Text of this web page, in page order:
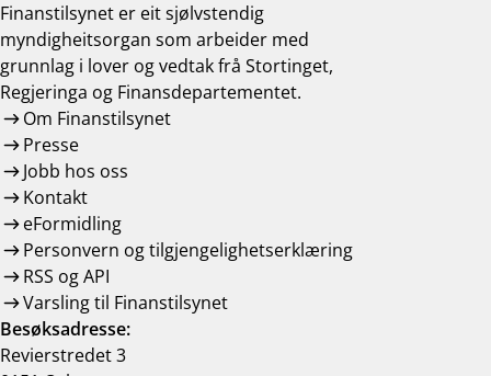
Finanstilsynet er eit sjølvstendig
myndigheitsorgan som arbeider med
grunnlag i lover og vedtak frå Stortinget,
Regjeringa og Finansdepartementet.
Om Finanstilsynet
Presse
Jobb hos oss
Kontakt
eFormidling
Personvern og tilgjengelighetserklæring
RSS og API
Varsling til Finanstilsynet
Besøksadresse:
Revierstredet 3